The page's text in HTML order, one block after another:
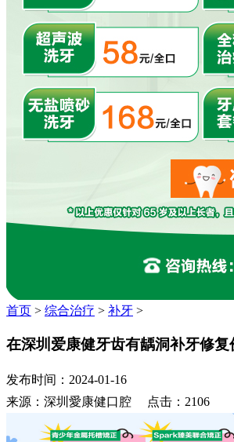
首页 > 综合治疗 > 补牙 >
在深圳爱康健牙齿有龋洞补牙修复
发布时间：2024-01-16
来源：深圳愛康健口腔 点击：2106